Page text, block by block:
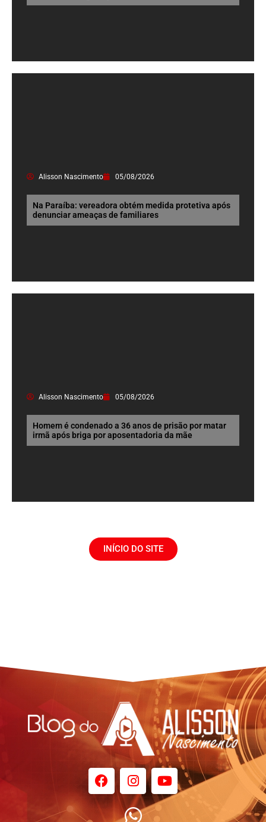
Alisson Nascimento 05/08/2026
Na Paraíba: vereadora obtém medida protetiva após
denunciar ameaças de familiares
Alisson Nascimento 05/08/2026
Homem é condenado a 36 anos de prisão por matar
irmã após briga por aposentadoria da mãe
INÍCIO DO SITE